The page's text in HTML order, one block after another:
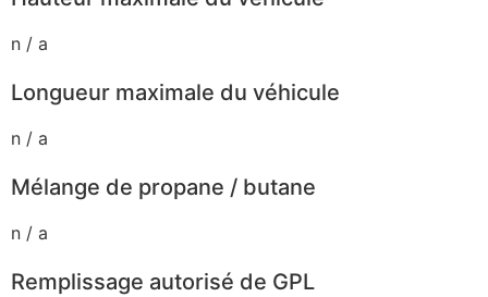
n / a
Longueur maximale du véhicule
n / a
Mélange de propane / butane
n / a
Remplissage autorisé de GPL